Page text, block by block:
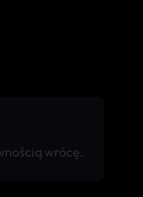
wrócę.